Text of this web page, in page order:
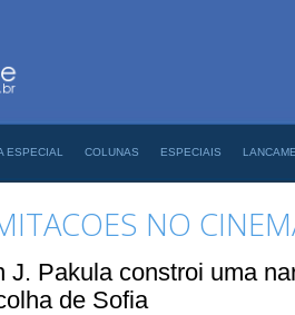
ESPECIAL COLUNAS ESPECIAIS
NO
J. Pakula constroi uma
de Sofia